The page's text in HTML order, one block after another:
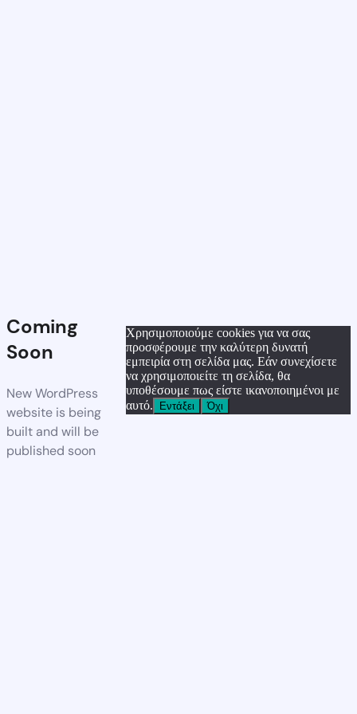
Coming
Soon
New WordPress
website is being
built and will be
published soon
Χρησιμοποιούμε cookies για να σας
προσφέρουμε την καλύτερη δυνατή
εμπειρία στη σελίδα μας. Εάν συνεχίσετε
να χρησιμοποιείτε τη σελίδα, θα
υποθέσουμε πως είστε ικανοποιημένοι με
αυτό.
Εντάξει Όχι